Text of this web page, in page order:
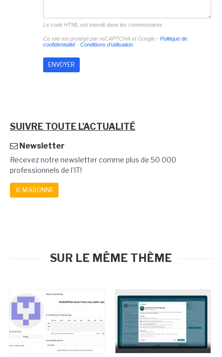
Le code HTML est interdit dans les commentaires
Ce site est protégé par reCAPTCHA et Google - Politique de
confidentialité- Conditions d'utilisation
SUIVRE TOUTE L'ACTUALITÉ
Newsletter
Recevez notre newsletter comme plus de 50 000
professionnels de l'IT!
JE M'ABONNE
SUR LE MÊME THÈME